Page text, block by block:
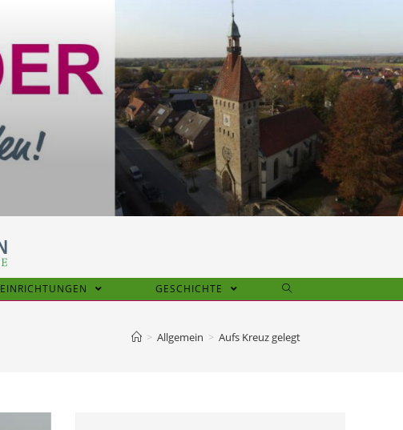
EINRICHTUNGEN GESCHICHTE
> Allgemein > Aufs Kreuz gelegt